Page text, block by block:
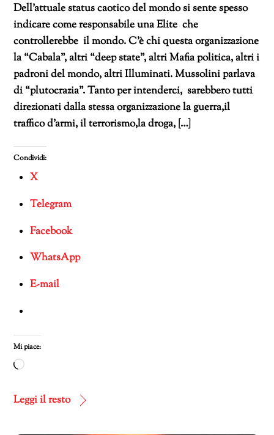
Dell’attuale status caotico del mondo si sente spesso
indicare come responsabile una Elite che
controllerebbe il mondo. C’è chi questa organizzazione
la “Cabala”, altri “deep state”, altri Mafia politica, altri i
padroni del mondo, altri Illuminati. Mussolini parlava
di “plutocrazia”. Tanto per intenderci, sarebbero tutti
direzionati dalla stessa organizzazione la guerra,il
traffico d’armi, il terrorismo,la droga, […]
Condividi:
X
Telegram
Facebook
WhatsApp
E-mail
Mi piace:
Caricamento
corso…
Leggi il resto